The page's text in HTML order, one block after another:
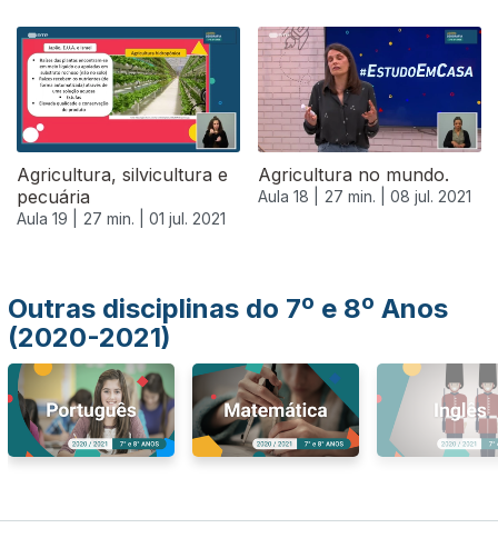
Agricultura, silvicultura e
pecuária
Aula 19 | 27 min. | 01 jul. 2021
Agricultura no mundo.
Aula 18 | 27 min. | 08 jul. 2021
556325
Outras disciplinas do 7º e 8º Anos
(2020-2021)